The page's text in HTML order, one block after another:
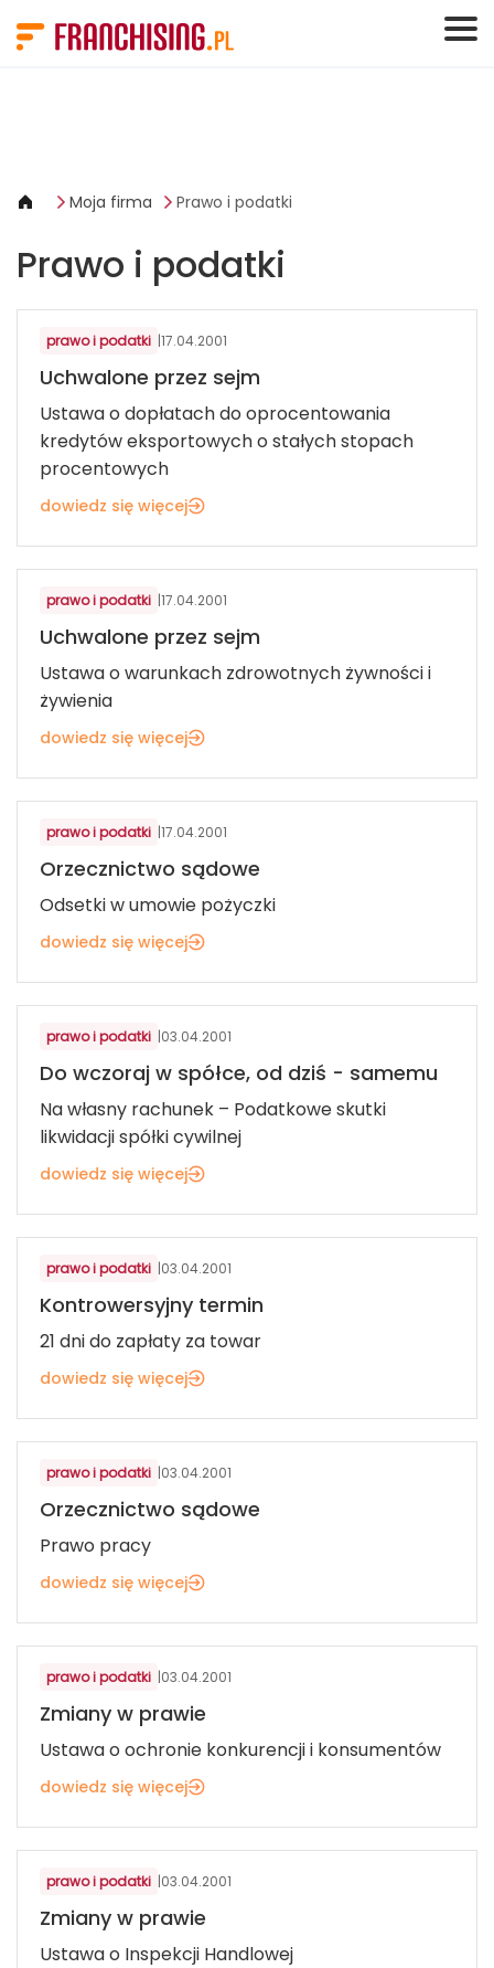
Moja firma Prawo i podatki
Prawo i podatki
prawo i podatki |17.04.2001
Uchwalone przez sejm
Ustawa o dopłatach do oprocentowania
kredytów eksportowych o stałych stopach
procentowych
dowiedz się więcej
prawo i podatki |17.04.2001
Uchwalone przez sejm
Ustawa o warunkach zdrowotnych żywności i
żywienia
dowiedz się więcej
prawo i podatki |17.04.2001
Orzecznictwo sądowe
Odsetki w umowie pożyczki
dowiedz się więcej
prawo i podatki |03.04.2001
Do wczoraj w spółce, od dziś - samemu
Na własny rachunek – Podatkowe skutki
likwidacji spółki cywilnej
dowiedz się więcej
prawo i podatki |03.04.2001
Kontrowersyjny termin
21 dni do zapłaty za towar
dowiedz się więcej
prawo i podatki |03.04.2001
Orzecznictwo sądowe
Prawo pracy
dowiedz się więcej
prawo i podatki |03.04.2001
Zmiany w prawie
Ustawa o ochronie konkurencji i konsumentów
dowiedz się więcej
prawo i podatki |03.04.2001
Zmiany w prawie
Ustawa o Inspekcji Handlowej